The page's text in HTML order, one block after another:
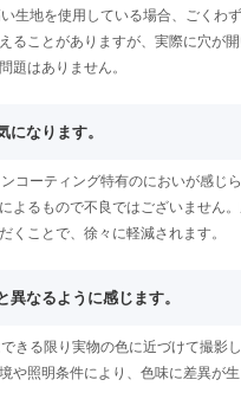
生地を使用している場合、ごくわ
ることがありますが、実際に穴が
題はありません。
になります。
コーティング特有のにおいが感じ
よるもので不良ではございません
くことで、徐々に軽減されます。
異なるように感じます。
きる限り実物の色に近づけて撮影
や照明条件により、色味に差異が